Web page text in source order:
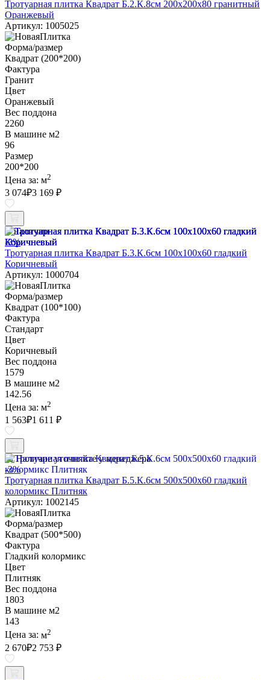
Тротуарная плитка Квадрат Б.2.К.8см 200х200х80 гранитный
Оранжевый
Артикул: 1005025
Форма/размер
Квадрат (200*200)
Фактура
Гранит
Цвет
Оранжевый
Вес поддона
2260
В машине м2
96
Размер
200*200
Цена за: м2
3 074₽3 169 ₽
В наличии
-3%
Тротуарная плитка Квадрат Б.3.К.6см 100х100х60 гладкий
Коричневый
Артикул: 1000704
Форма/размер
Квадрат (100*100)
Фактура
Стандарт
Цвет
Коричневый
Вес поддона
1579
В машине м2
142.56
Цена за: м2
1 563₽1 611 ₽
Наличие уточняйте у менеджера
-3%
Тротуарная плитка Квадрат Б.5.К.6см 500х500х60 гладкий
колормикс Плитняк
Артикул: 1002145
Форма/размер
Квадрат (500*500)
Фактура
Гладкий колормикс
Цвет
Плитняк
Вес поддона
1803
В машине м2
143
Цена за: м2
2 670₽2 753 ₽